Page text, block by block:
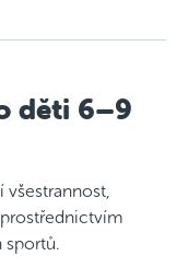
děti 6–9
sportů.